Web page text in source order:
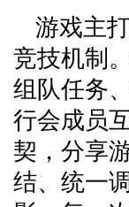
游戏主
竞技机制
组队任务
行会成员
契，分享
结、统一